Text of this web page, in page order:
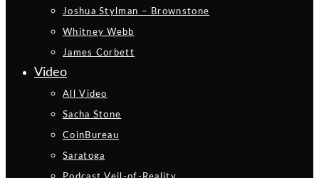
Joshua Stylman – Brownstone
Whitney Webb
James Corbett
Video
All Video
Sacha Stone
CoinBureau
Saratoga